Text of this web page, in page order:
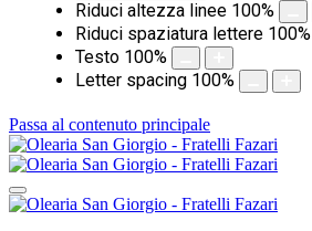
Riduci altezza linee 100%
Riduci spaziatura lettere 100%
Testo 100%
Letter spacing 100%
Passa al contenuto principale